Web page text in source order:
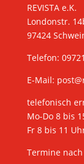
REVISTA e.K.
Londonstr.
97424
Telefon:
E-Mail:
telefonisch
Mo-Do 8 bis
Fr 8 bis 11
Termine